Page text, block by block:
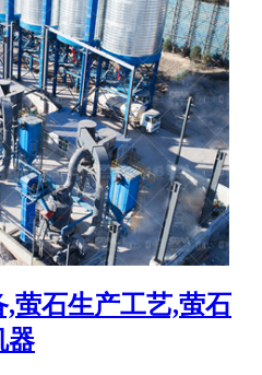
萤石生产工艺,萤石
器